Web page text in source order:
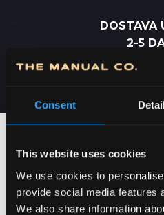
Consent
This website uses cookies
We use cookies to
provide social media features
We also share information
DOSTAVA
2-5